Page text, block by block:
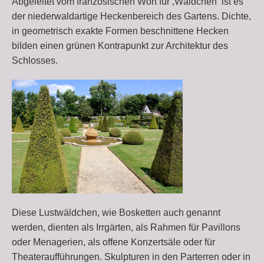
der niederwaldartige Heckenbereich des Gartens. Dichte,
in geometrisch exakte Formen beschnittene Hecken
bilden einen grünen Kontrapunkt zur Architektur des
Schlosses.
Diese Lustwäldchen, wie Bosketten auch genannt
werden, dienten als Irrgärten, als Rahmen für Pavillons
oder Menagerien, als offene Konzertsäle oder für
Theateraufführungen. Skulpturen in den Parterren oder in